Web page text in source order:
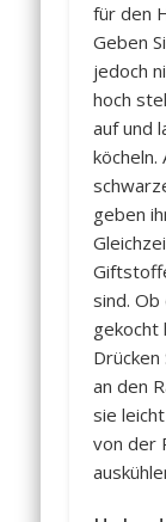
für den
Geben
jedoch
hoch
auf und
geben
sind.
gekocht
an den
sie
von der